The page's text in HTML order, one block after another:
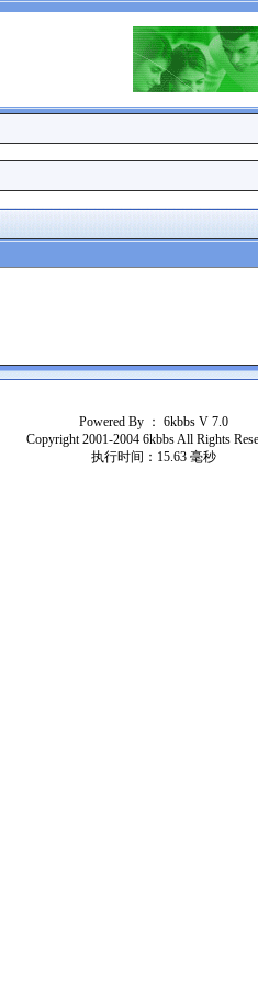
Powered By ： 6kbbs V 7.0
Copyright 2001-2004 6kbbs All Rights
执行时间：15.63 毫秒